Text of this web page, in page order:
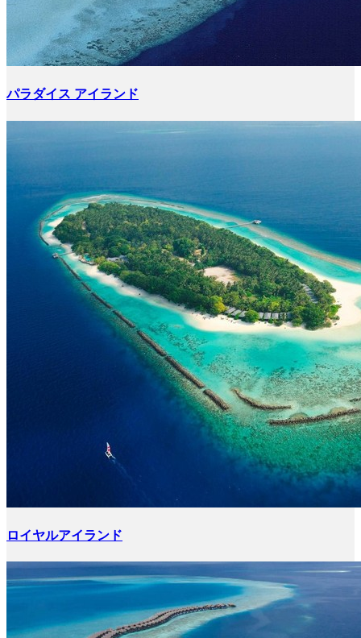
パラダイス アイランド
ロイヤルアイランド